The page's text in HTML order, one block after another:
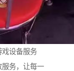
戏设备服务
务，让每一